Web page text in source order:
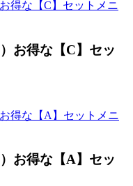
お得な【C】セッ
お得な【A】セッ